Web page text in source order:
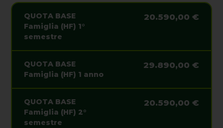
QUOTA BASE
Famiglia (HF) 1°
semestre
20.590,00 €
QUOTA BASE
Famiglia (HF) 1 anno
29.890,00 €
QUOTA BASE
Famiglia (HF) 2°
semestre
20.590,00 €